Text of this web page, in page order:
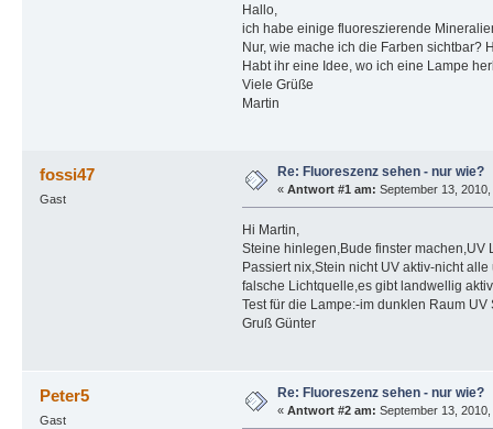
Hallo,
ich habe einige fluoreszierende
Nur, wie mache ich die Farben sichtbar?
Habt ihr eine Idee, wo ich eine Lampe
Viele Grüße
Martin
fossi47
Gast
Re: Fluoreszenz sehen - nur wie?
« Antwort #1 am: September 13,
Hi Martin,
Steine hinlegen,Bude finster machen,UV
Passiert nix,Stein nicht UV aktiv-nicht
falsche Lichtquelle,es gibt landwellig
Test für die Lampe:-im dunklen Raum
Gruß Günter
Peter5
Gast
Re: Fluoreszenz sehen - nur wie?
« Antwort #2 am: September 13,